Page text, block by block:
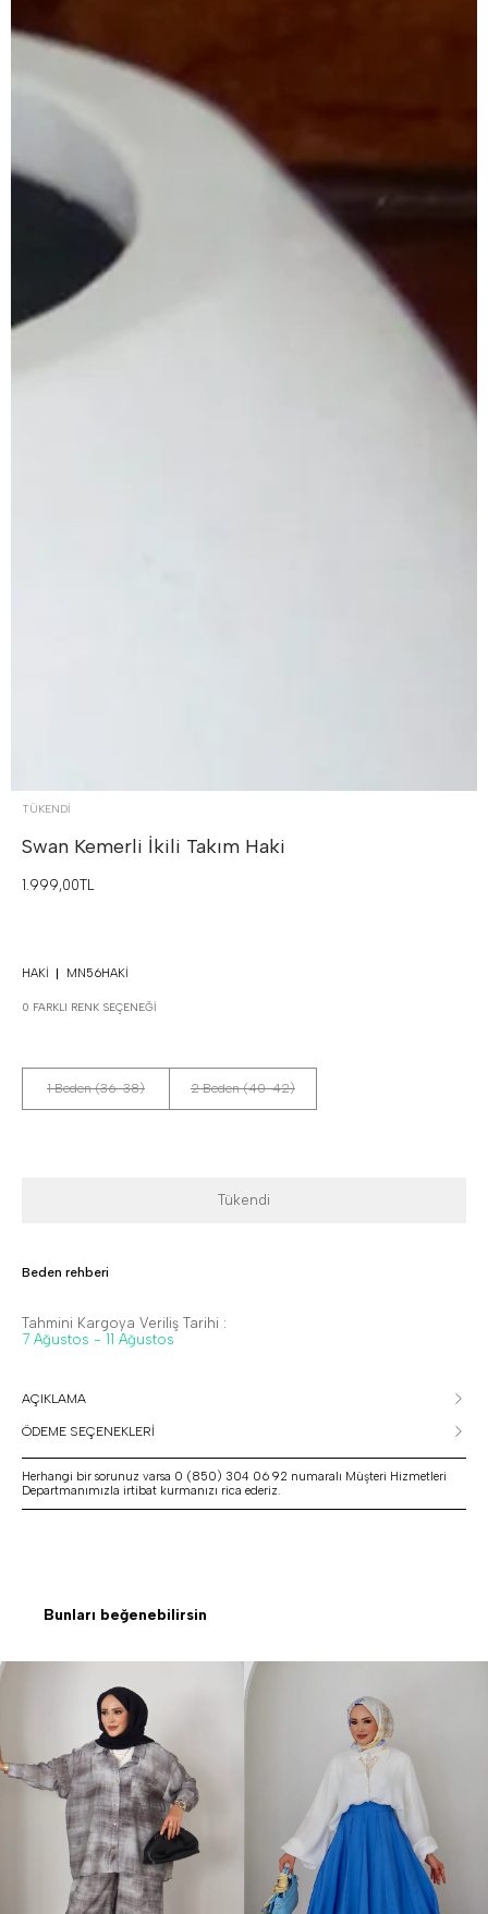
TÜKENDI
Swan Kemerli İkili Takım Haki
1.999,00TL
HAKI MN56HAKI
0 FARKLI RENK SEÇENEĞI
1 Beden (36-38) 2 Beden (40-42)
Tükendi
Beden rehberi
Tahmini Kargoya Veriliş Tarihi :
7 Ağustos - 11 Ağustos
AÇIKLAMA
ÖDEME SEÇENEKLERİ
Herhangi bir sorunuz varsa 0 (850) 304 06 92 numaralı Müşteri Hizmetleri
Departmanımızla irtibat kurmanızı rica ederiz.
Bunları beğenebilirsin